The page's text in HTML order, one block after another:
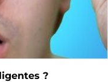
?